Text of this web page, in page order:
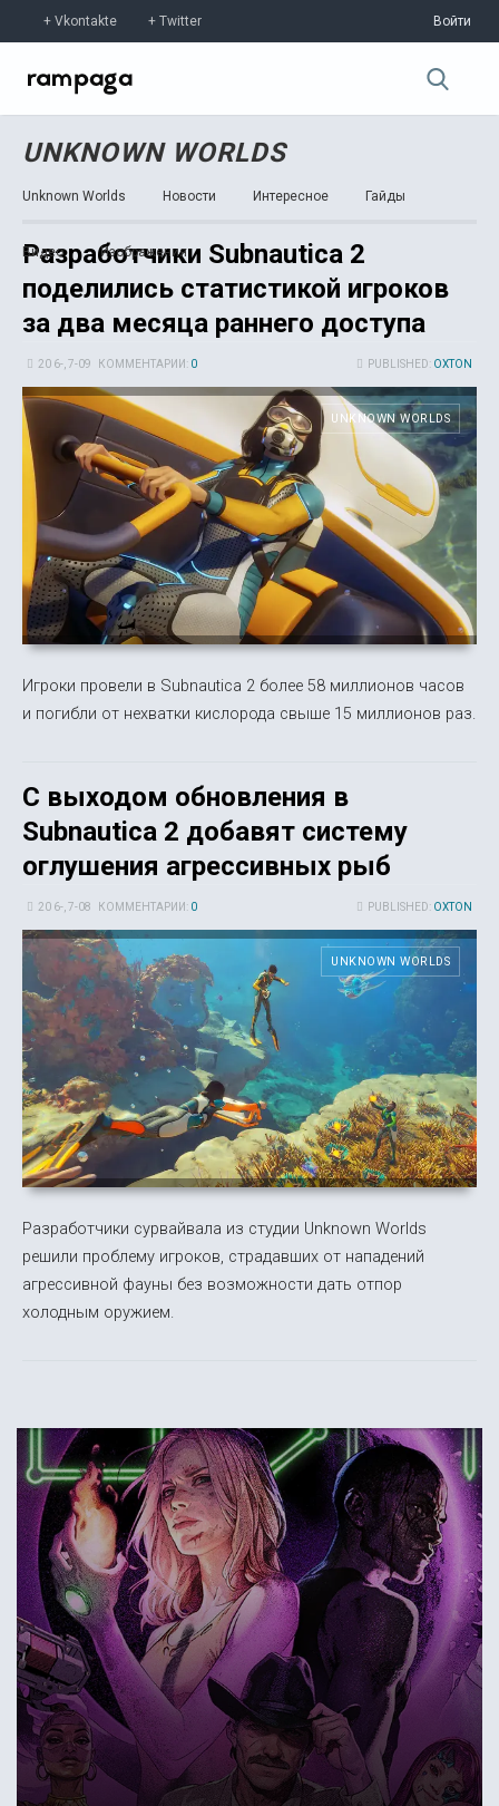
Vkontakte Twitter Войти
UNKNOWN WORLDS
Unknown Worlds Новости Интересное Гайды
Видео Изображения
Разработчики Subnautica 2
поделились статистикой игроков
за два месяца раннего доступа
PUBLISHED: OXTON
20 6-, 7-09 КОММЕНТАРИИ: 0
UNKNOWN WORLDS
Игроки провели в Subnautica 2 более 58 миллионов часов
и погибли от нехватки кислорода свыше 15 миллионов раз.
С выходом обновления в
Subnautica 2 добавят систему
оглушения агрессивных рыб
PUBLISHED: OXTON
20 6-, 7-08 КОММЕНТАРИИ: 0
UNKNOWN WORLDS
Разработчики сурвайвала из студии Unknown Worlds
решили проблему игроков, страдавших от нападений
агрессивной фауны без возможности дать отпор
холодным оружием.